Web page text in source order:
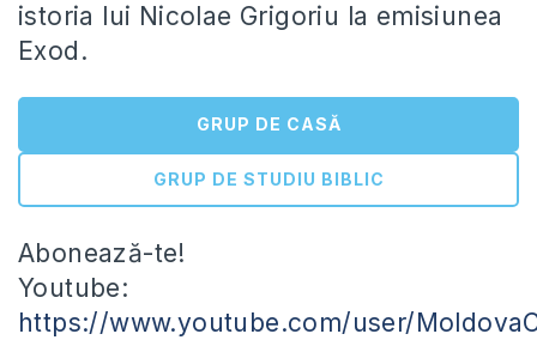
istoria lui Nicolae Grigoriu la emisiunea
Exod.
GRUP DE CASĂ
GRUP DE STUDIU BIBLIC
Abonează-te!
Youtube:
https://www.youtube.com/user/